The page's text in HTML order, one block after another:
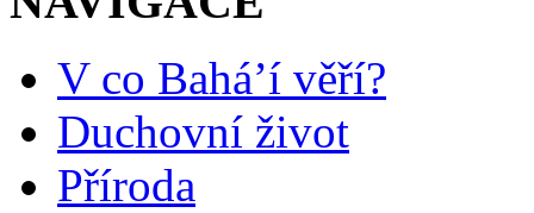
V co Bahá’í věří?
Duchovní život
Příroda